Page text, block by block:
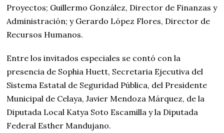
Proyectos; Guillermo González, Director de Finanzas y
Administración; y Gerardo López Flores, Director de
Recursos Humanos.
Entre los invitados especiales se contó con la
presencia de Sophia Huett, Secretaria Ejecutiva del
Sistema Estatal de Seguridad Pública, del Presidente
Municipal de Celaya, Javier Mendoza Márquez, de la
Diputada Local Katya Soto Escamilla y la Diputada
Federal Esther Mandujano.